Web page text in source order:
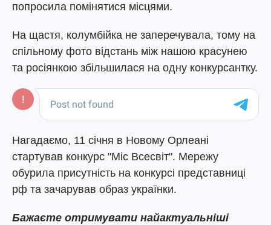
попросила помінятися місцями.
На щастя, колумбійка не заперечувала, тому на
спільному фото відстань між нашою красунею
та росіянкою збільшилася на одну конкурсантку.
Нагадаємо, 11 січня в Новому Орлеані
стартував конкурс "Міс Всесвіт". Мережу
обурила присутність на конкурсі представниці
рф та зачарував образ українки.
Бажаєте отримувати найактуальніші